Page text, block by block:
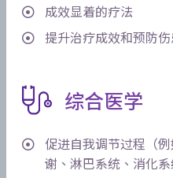
成效显着的疗法
提升治疗成效和预防伤
综合医学
促进自我调节过程（
谢、淋巴系统、消化系